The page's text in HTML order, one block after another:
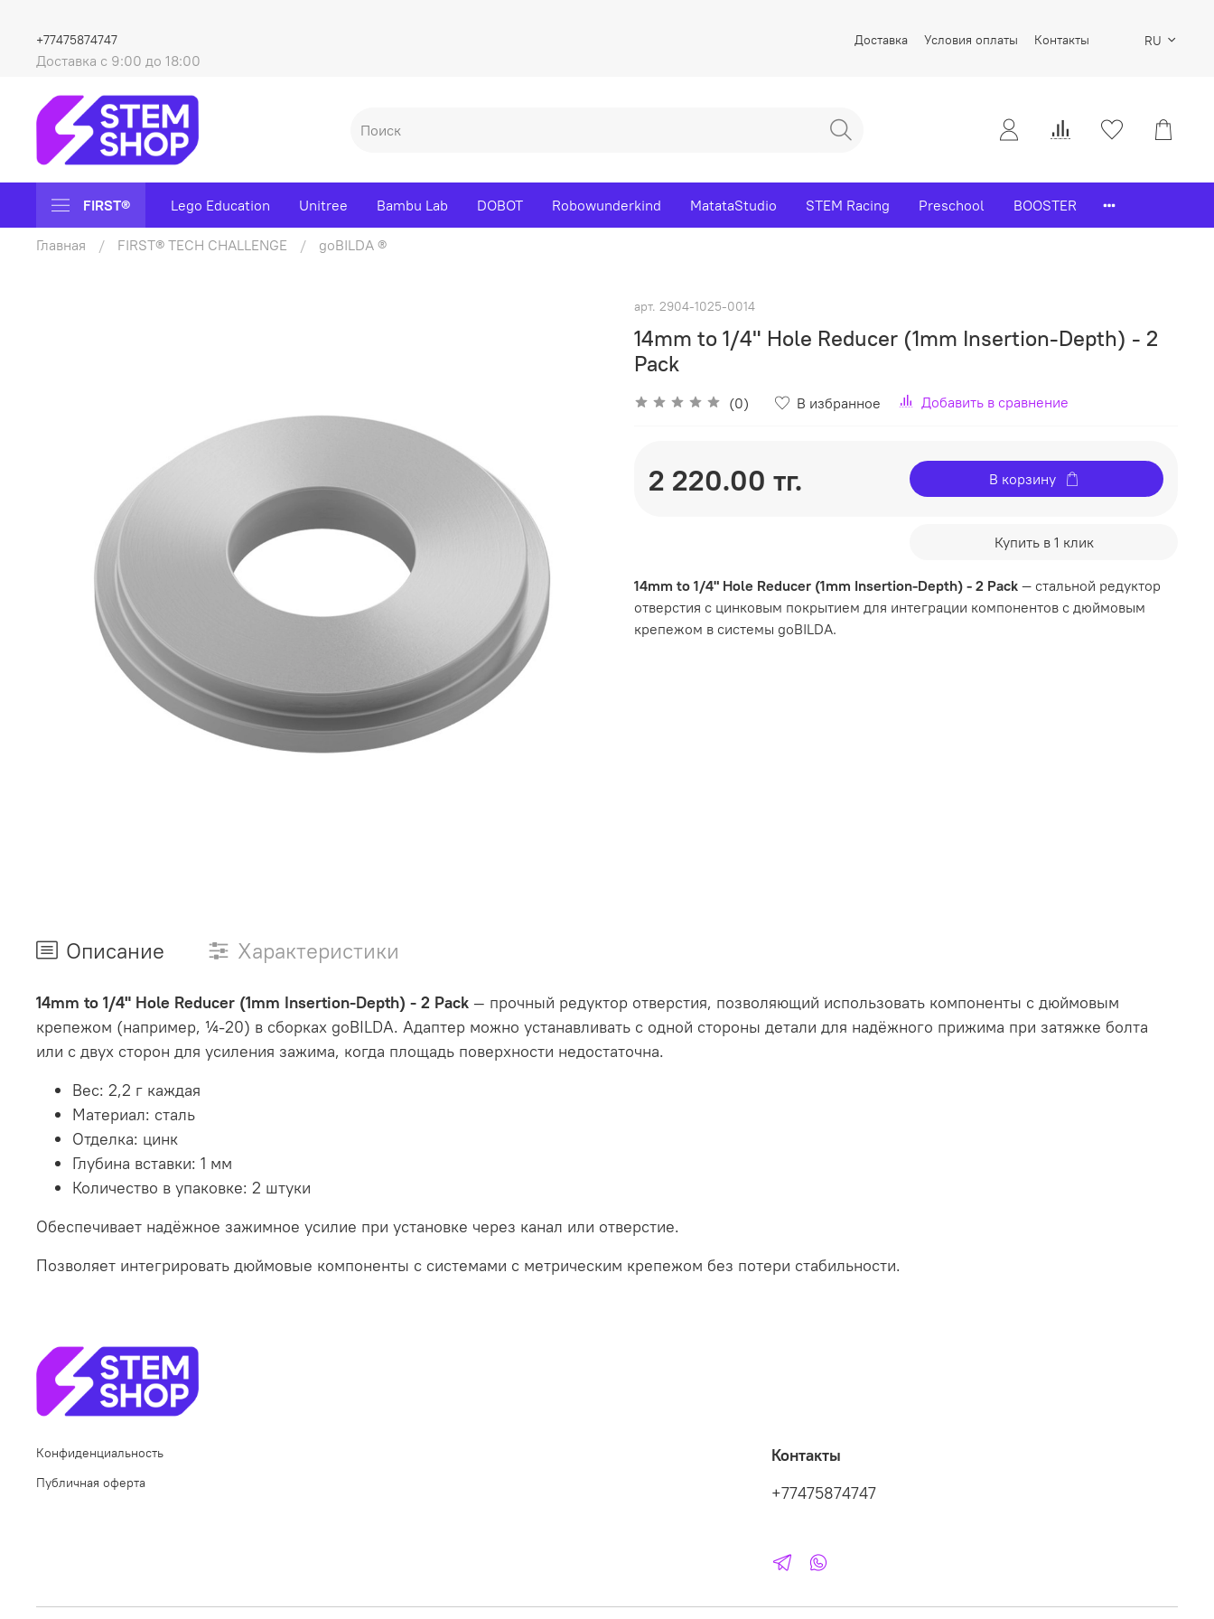
Доставка Условия оплаты Контакты
Доставка с 9:00 до 18:00
+77475874747 RU
FIRST® Lego Education Unitree Bambu Lab DOBOT Robowunderkind MatataStudio STEM Racing Preschool BOOSTER
Главная FIRST® TECH CHALLENGE goBILDA ®
арт. 2904-1025-0014
14mm to 1/4" Hole Reducer (1mm Insertion-Depth) - 2
Pack
(0) В избранное Добавить в сравнение
2 220.00 тг. В корзину
Купить в 1 клик
14mm to 1/4" Hole Reducer (1mm Insertion-Depth) - 2 Pack — стальной редуктор
отверстия с цинковым покрытием для интеграции компонентов с дюймовым
крепежом в системы goBILDA.
Описание Характеристики
14mm to 1/4" Hole Reducer (1mm Insertion-Depth) - 2 Pack — прочный редуктор отверстия, позволяющий использовать компоненты с дюймовым
крепежом (например, ¼-20) в сборках goBILDA. Адаптер можно устанавливать с одной стороны детали для надёжного прижима при затяжке болта
или с двух сторон для усиления зажима, когда площадь поверхности недостаточна.
Вес: 2,2 г каждая
Материал: сталь
Отделка: цинк
Глубина вставки: 1 мм
Количество в упаковке: 2 штуки
Обеспечивает надёжное зажимное усилие при установке через канал или отверстие.
Позволяет интегрировать дюймовые компоненты с системами с метрическим крепежом без потери стабильности.
Конфиденциальность
Публичная оферта
Контакты
+77475874747